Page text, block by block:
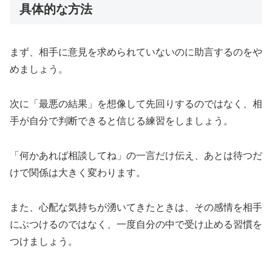
具体的な方法
まず、相手に意見を求められていないのに助言するのをや
めましょう。
次に「最悪の結果」を想像して先回りするのではなく、相
手が自分で判断できると信じる練習をしましょう。
「何かあれば相談してね」の一言だけ伝え、あとは待つだ
けで関係は大きく変わります。
また、心配な気持ちが湧いてきたときは、その感情を相手
にぶつけるのではなく、一度自分の中で受け止める習慣を
つけましょう。